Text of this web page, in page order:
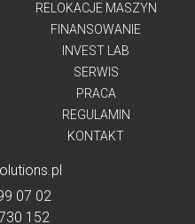
RELOKACJE MASZYN
FINANSOWANIE
INVEST LAB
SERWIS
PRACA
REGULAMIN
KONTAKT
07 02
152